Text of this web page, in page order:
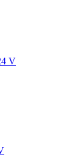
V